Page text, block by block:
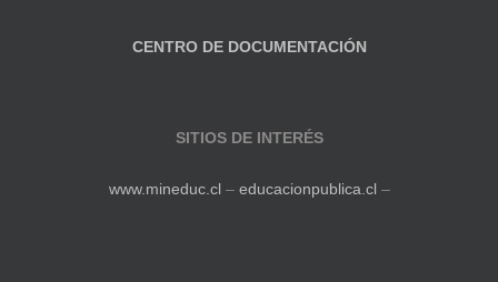
CENTRO DE DOCUMENTACIÓN
SITIOS DE INTERÉS
www.mineduc.cl – educacionpublica.cl –